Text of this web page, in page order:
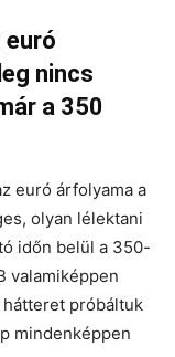
nincs
a 350
euró árfolyama a
olyan lélektani
időn belül a 350-
valamiképpen
hátteret próbáltuk
mindenképpen